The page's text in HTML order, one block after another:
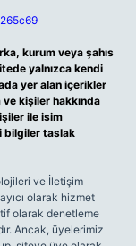
kurum veya şahıs
yalnızca kendi
yer alan içerikler
kişiler hakkında
ile isim
bilgiler taslak
ve İletişim
olarak hizmet
olarak denetleme
Ancak, üyelerimiz